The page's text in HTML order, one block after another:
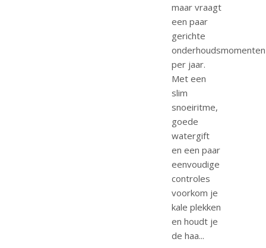
maar vraagt
een paar
gerichte
onderhoudsmomenten
per jaar.
Met een
slim
snoeiritme,
goede
watergift
en een paar
eenvoudige
controles
voorkom je
kale plekken
en houdt je
de haa...